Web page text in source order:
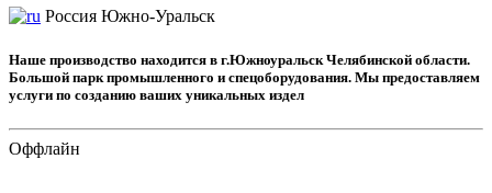
Россия Южно-Уральск
Наше производство находится в г.Южноуральск Челябинской области.
Большой парк промышленного и спецоборудования. Мы предоставляем
услуги по созданию ваших уникальных издел
Оффлайн